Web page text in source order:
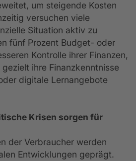
um steigende Kosten
versuchen viele
Situation aktiv zu
fünf Prozent Budget- oder
Kontrolle ihrer Finanzen,
ihre Finanzkenntnisse
digitale Lernangebote
Krisen sorgen für
der Verbraucher werden
Entwicklungen geprägt.